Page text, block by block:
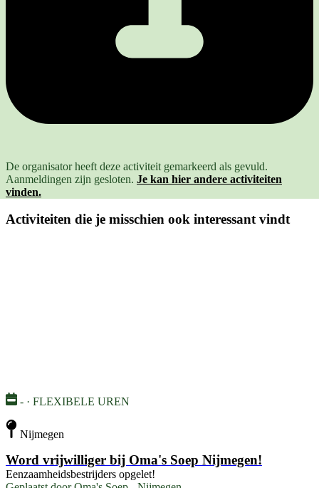
De organisator heeft deze activiteit gemarkeerd als gevuld.
Aanmeldingen zijn gesloten. Je kan hier andere activiteiten
vinden.
Activiteiten die je misschien ook interessant vindt
- · FLEXIBELE UREN
Nijmegen
Word vrijwilliger bij Oma's Soep Nijmegen!
Eenzaamheidsbestrijders opgelet!